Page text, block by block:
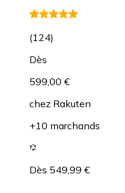
(124)
Dès
599,00 €
chez Rakuten
+10 marchands
Dès 549,99 €